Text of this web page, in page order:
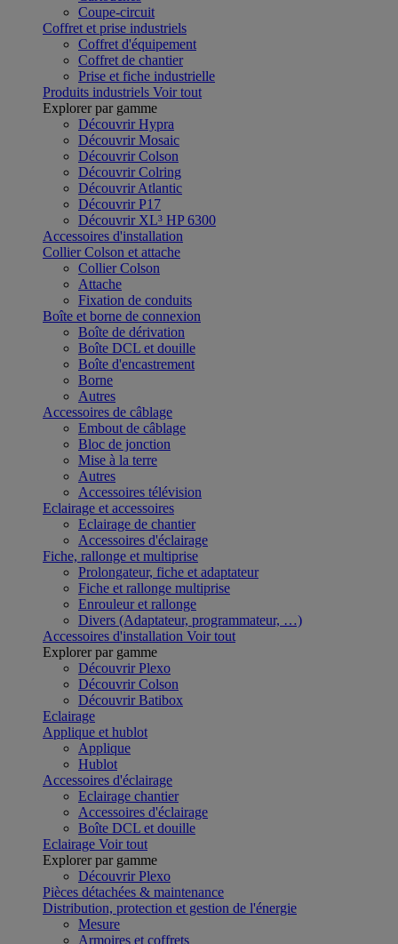
Coupe-circuit
Coffret et prise industriels
Coffret d'équipement
Coffret de chantier
Prise et fiche industrielle
Produits industriels Voir tout
Explorer par gamme
Découvrir Hypra
Découvrir Mosaic
Découvrir Colson
Découvrir Colring
Découvrir Atlantic
Découvrir P17
Découvrir XL³ HP 6300
Accessoires d'installation
Collier Colson et attache
Collier Colson
Attache
Fixation de conduits
Boîte et borne de connexion
Boîte de dérivation
Boîte DCL et douille
Boîte d'encastrement
Borne
Autres
Accessoires de câblage
Embout de câblage
Bloc de jonction
Mise à la terre
Autres
Accessoires télévision
Eclairage et accessoires
Eclairage de chantier
Accessoires d'éclairage
Fiche, rallonge et multiprise
Prolongateur, fiche et adaptateur
Fiche et rallonge multiprise
Enrouleur et rallonge
Divers (Adaptateur, programmateur, …)
Accessoires d'installation Voir tout
Explorer par gamme
Découvrir Plexo
Découvrir Colson
Découvrir Batibox
Eclairage
Applique et hublot
Applique
Hublot
Accessoires d'éclairage
Eclairage chantier
Accessoires d'éclairage
Boîte DCL et douille
Eclairage Voir tout
Explorer par gamme
Découvrir Plexo
Pièces détachées & maintenance
Distribution, protection et gestion de l'énergie
Mesure
Armoires et coffrets